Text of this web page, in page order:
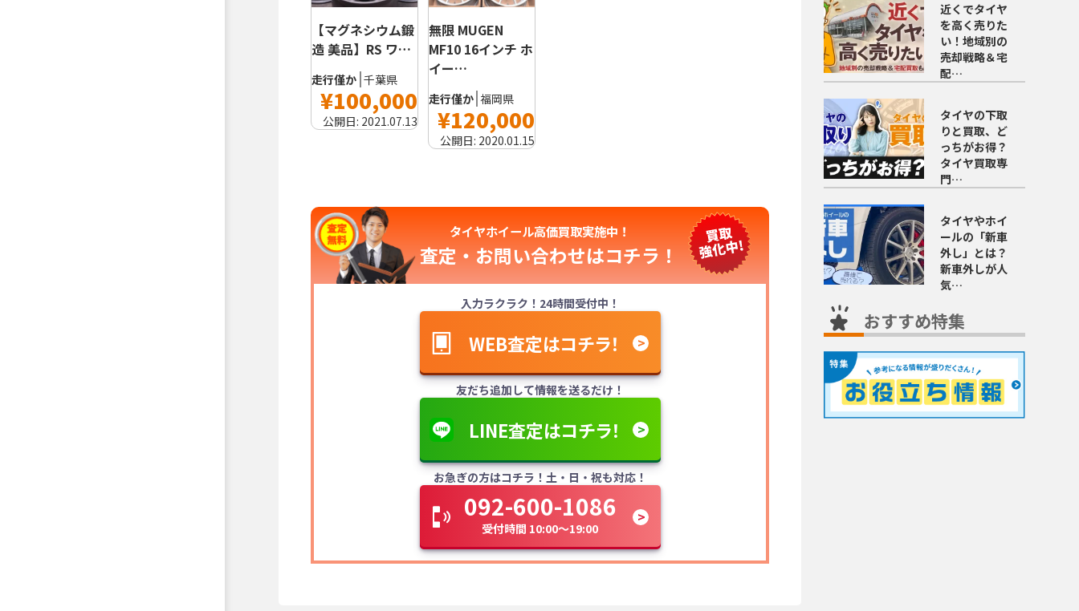
【マグネシウム鍛
造 美品】RS ワ…
走行僅か 千葉県
¥100,000
公開日: 2021.07.13
無限 MUGEN
MF10 16インチ ホ
イー…
走行僅か 福岡県
¥120,000
公開日: 2020.01.15
タイヤホイール高価買取実施中！
査定・お問い合わせはコチラ！
入力ラクラク！24時間受付中！
WEB査定はコチラ！
友だち追加して情報を送るだけ！
LINE査定はコチラ！
お急ぎの方はコチラ！土・日・祝も対応！
092-600-1086
受付時間 10:00～19:00
近くでタイヤ
を高く売りた
い！地域別の
売却戦略＆宅
配…
タイヤの下取
りと買取、ど
っちがお得？
タイヤ買取専
門…
タイヤやホイ
ールの「新車
外し」とは？
新車外しが人
気…
おすすめ特集